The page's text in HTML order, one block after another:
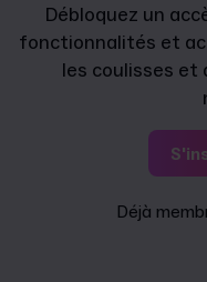
Débloquez un
fonctionnalités et
les coulisses et
Déjà